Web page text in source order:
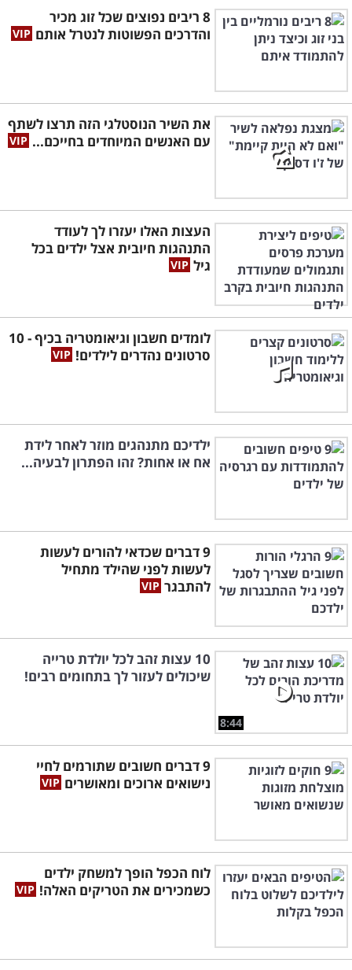
8 ריבים נפוצים שכל זוג מכיר
והדרכים הפשוטות לנטרל אותם
את השיר הנוסטלגי הזה תרצו לשתף
עם האנשים המיוחדים בחייכם...
העצות האלו יעזרו לך לעודד
התנהגות חיובית אצל ילדים בכל
גיל
לומדים חשבון וגיאומטריה בכיף - 10
סרטונים נהדרים לילדים!
ילדיכם מתנהגים מוזר לאחר לידת
אח או אחות? זהו הפתרון לבעיה...
9 דברים שכדאי להורים לעשות
לעשות לפני שהילד מתחיל
להתבגר
8:44
10 עצות זהב לכל יולדת טרייה
שיכולים לעזור לך בתחומים רבים!
9 דברים חשובים שתורמים לחיי
נישואים ארוכים ומאושרים
לוח הכפל הופך למשחק ילדים
כשמכירים את הטריקים האלה!